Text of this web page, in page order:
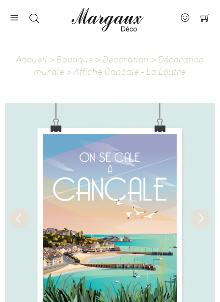
Nos marques
À propos
Accueil > Boutique > Décoration > Décoration
murale > Affiche Cancale - La Loutre